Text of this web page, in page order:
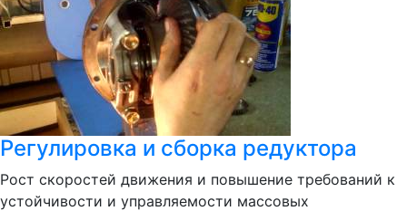
Регулировка и сборка редуктора
Рост скоростей движения и повышение требований к
устойчивости и управляемости массовых